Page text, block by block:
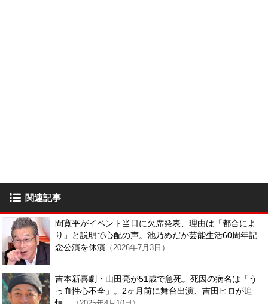
関連記事
間寛平がイベント当日に欠席発表、理由は「都合によ
り」と説明で心配の声。池乃めだか芸能生活60周年記
念公演を休演 （2026年7月3日）
吉本新喜劇・山田亮が51歳で急死。死因の病名は「う
っ血性心不全」。2ヶ月前に舞台出演、吉田ヒロが追